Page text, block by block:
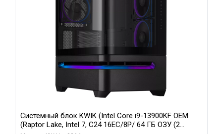
Системный блок KWIK (Intel Core i9-13900KF OEM
(Raptor Lake, Intel 7, C24 16EC/8P/ 64 ГБ ОЗУ (2